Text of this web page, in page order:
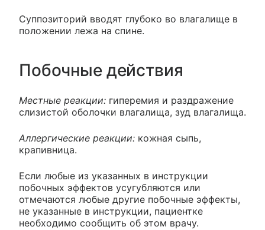
Суппозиторий вводят глубоко во влагалище в
положении лежа на спине.
Побочные действия
Местные реакции: гиперемия и раздражение
слизистой оболочки влагалища, зуд влагалища.
Аллергические реакции: кожная сыпь,
крапивница.
Если любые из указанных в инструкции
побочных эффектов усугубляются или
отмечаются любые другие побочные эффекты,
не указанные в инструкции, пациентке
необходимо сообщить об этом врачу.